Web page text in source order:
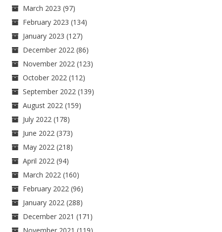
March 2023 (97)
February 2023 (134)
January 2023 (127)
December 2022 (86)
November 2022 (123)
October 2022 (112)
September 2022 (139)
August 2022 (159)
July 2022 (178)
June 2022 (373)
May 2022 (218)
April 2022 (94)
March 2022 (160)
February 2022 (96)
January 2022 (288)
December 2021 (171)